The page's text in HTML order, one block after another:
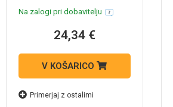
8K 120Hz, 1m, Ewent
Na zalogi pri dobavitelju
24,34 €
V KOŠARICO
Primerjaj z ostalimi